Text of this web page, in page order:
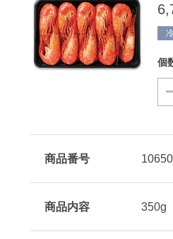
個
商品番号 10650
商品内容 350g